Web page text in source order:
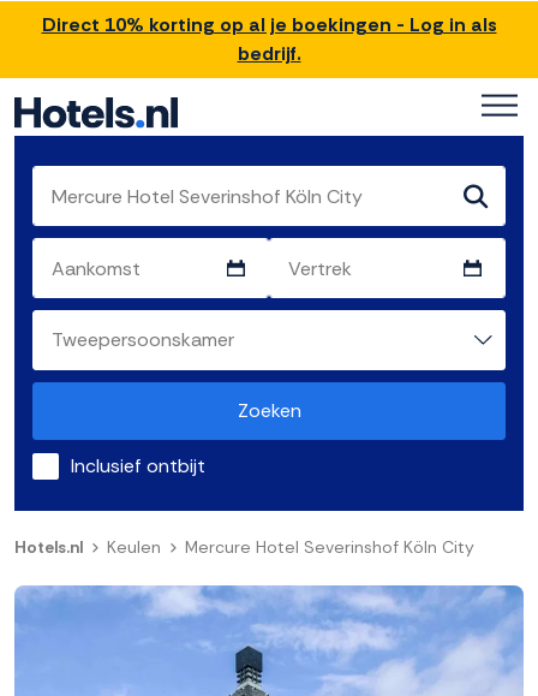
Direct 10% korting op al je boekingen - Log in als
bedrijf.
Zoeken
Inclusief ontbijt
Hotels.nl Keulen Mercure Hotel Severinshof Köln City